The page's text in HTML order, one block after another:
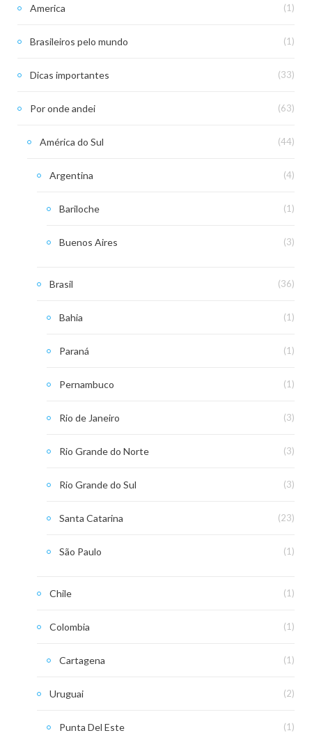
America (1)
Brasileiros pelo mundo (1)
Dicas importantes (33)
Por onde andei (63)
América do Sul (44)
Argentina (4)
Bariloche (1)
Buenos Aires (3)
Brasil (36)
Bahia (1)
Paraná (1)
Pernambuco (1)
Rio de Janeiro (3)
Rio Grande do Norte (3)
Rio Grande do Sul (3)
Santa Catarina (23)
São Paulo (1)
Chile (1)
Colombia (1)
Cartagena (1)
Uruguai (2)
Punta Del Este (1)